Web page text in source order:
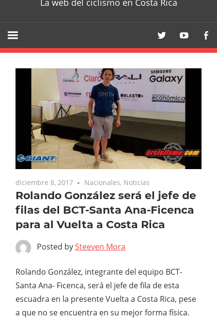
La web del ciclismo en Costa Rica
diciembre 8, 2017 Nacionales, Noticias
Rolando González será el jefe de
filas del BCT-Santa Ana-Ficenca
para al Vuelta a Costa Rica
Posted bySteeven Mora
Rolando González, integrante del equipo BCT-
Santa Ana- Ficenca, será el jefe de fila de esta
escuadra en la presente Vuelta a Costa Rica, pese
a que no se encuentra en su mejor forma física.